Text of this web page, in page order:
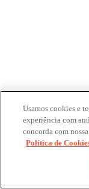
Usamos cookies e
experiência com
concorda com nossa
Política de